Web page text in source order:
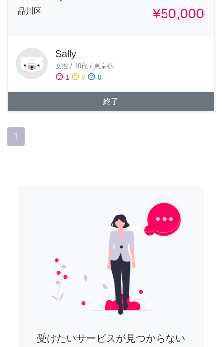
品川区
¥50,000
Sally
女性 / 10代 / 東京都
sentiment_satisfied 1 sentiment_neutral 0 sentiment_dissatisfied 0
終了
1
受けたいサービスが見つからない